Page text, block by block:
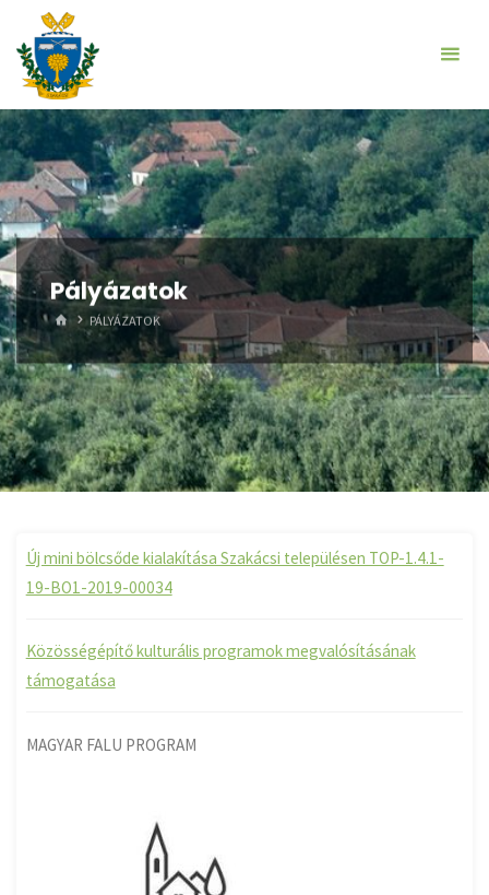
content
Pályázatok
HOMEPÁLYÁZATOK
Új mini bölcsőde kialakítása Szakácsi településen TOP-1.4.1-
19-BO1-2019-00034
Közösségépítő kulturális programok megvalósításának
támogatása
MAGYAR FALU PROGRAM